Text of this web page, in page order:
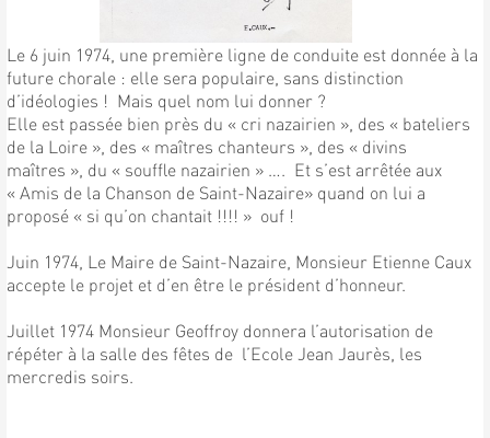
Le 6 juin 1974, une première ligne de conduite est donnée à la
future chorale : elle sera populaire, sans distinction
d’idéologies ! Mais quel nom lui donner ?
Elle est passée bien près du « cri nazairien », des « bateliers
de la Loire », des « maîtres chanteurs », des « divins
maîtres », du « souffle nazairien » …. Et s’est arrêtée aux
« Amis de la Chanson de Saint-Nazaire» quand on lui a
proposé « si qu’on chantait !!!! » ouf !
Juin 1974, Le Maire de Saint-Nazaire, Monsieur Etienne Caux
accepte le projet et d’en être le président d’honneur.
Juillet 1974 Monsieur Geoffroy donnera l’autorisation de
répéter à la salle des fêtes de l’Ecole Jean Jaurès, les
mercredis soirs.